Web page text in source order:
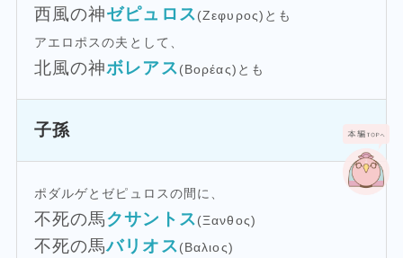
西風の神ゼピュロス(Ζεφυρος)とも
アエロポスの夫として、
北風の神ボレアス(Βορέας)とも
子孫
ポダルゲとゼピュロスの間に、
不死の馬クサントス(Ξανθος)
不死の馬バリオス(Βαλιος)